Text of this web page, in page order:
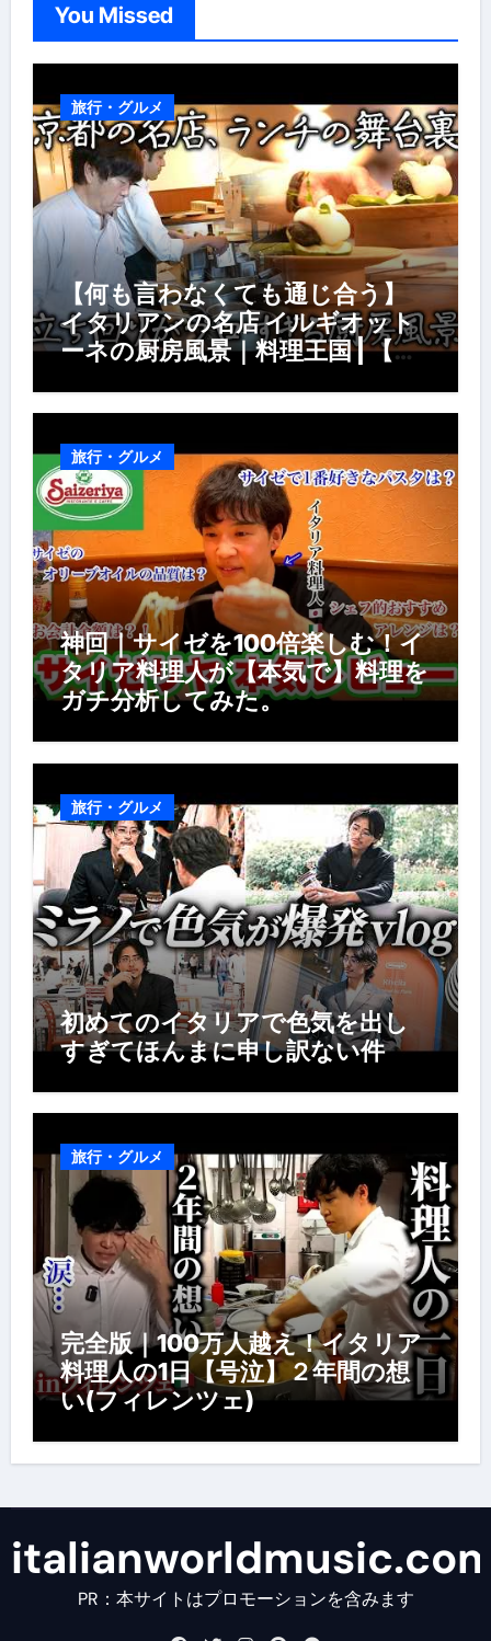
You Missed
旅行・グルメ
【何も言わなくても通じ合う】
イタリアンの名店 イルギオット
ーネの厨房風景｜料理王国 | 【厨
風景】
旅行・グルメ
神回｜サイゼを100倍楽しむ！イ
タリア料理人が【本気で】料理を
ガチ分析してみた。
旅行・グルメ
初めてのイタリアで色気を出し
すぎてほんまに申し訳ない件
旅行・グルメ
完全版｜100万人越え！イタリア
料理人の1日【号泣】２年間の想
い(フィレンツェ)
PR：本サイトはプロモーションを含みます